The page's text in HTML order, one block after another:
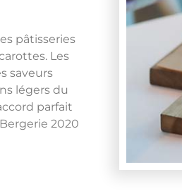
pâtisseries
Les
saveurs
légers du
parfait
2020